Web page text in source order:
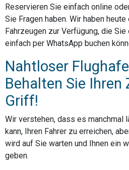
Reservieren Sie einfach online
Sie Fragen haben. Wir haben
Fahrzeugen zur Verfügung, die
einfach per WhatsApp buchen
Nahtloser
Behalten Sie Ihren
Griff!
Wir verstehen, dass es manchmal
kann, Ihren Fahrer zu erreichen,
wird auf Sie warten und Ihnen ein
geben.